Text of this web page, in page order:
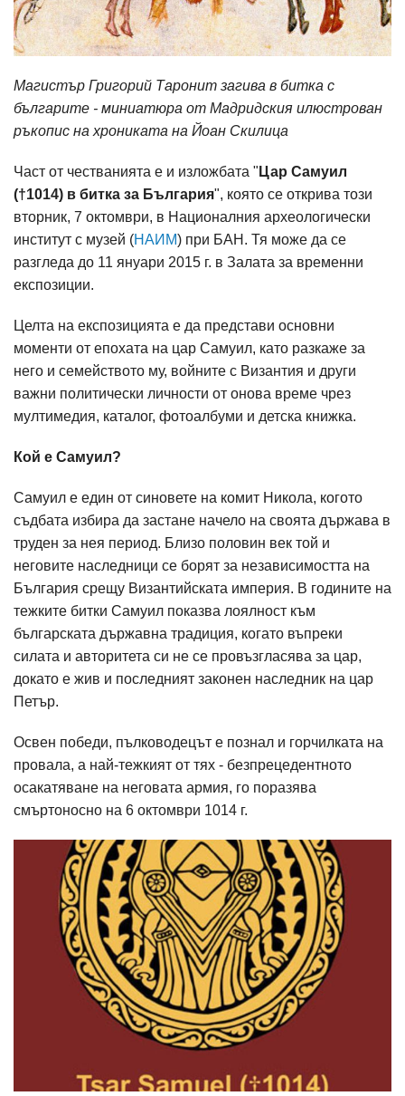
Магистър Григорий Таронит загива в битка с
българите - миниатюра от Мадридския илюстрован
ръкопис на хрониката на Йоан Скилица
Част от честванията е и изложбата " Цар Самуил
(†1014) в битка за България", която се открива този
вторник, 7 октомври, в Националния археологически
институт с музей (НАИМ) при БАН. Тя може да се
разгледа до 11 януари 2015 г. в Залата за временни
експозиции.
Целта на експозицията е да представи основни
моменти от епохата на цар Самуил, като разкаже за
него и семейството му, войните с Византия и други
важни политически личности от онова време чрез
мултимедия, каталог, фотоалбуми и детска книжка.
Кой е Самуил?
Самуил е един от синовете на комит Никола, когото
съдбата избира да застане начело на своята държава в
труден за нея период. Близо половин век той и
неговите наследници се борят за независимостта на
България срещу Византийската империя. В годините на
тежките битки Самуил показва лоялност към
българската държавна традиция, когато въпреки
силата и авторитета си не се провъзгласява за цар,
докато е жив и последният законен наследник на цар
Петър.
Освен победи, пълководецът е познал и горчилката на
провала, а най-тежкият от тях - безпрецедентното
осакатяване на неговата армия, го поразява
смъртоносно на 6 октомври 1014 г.